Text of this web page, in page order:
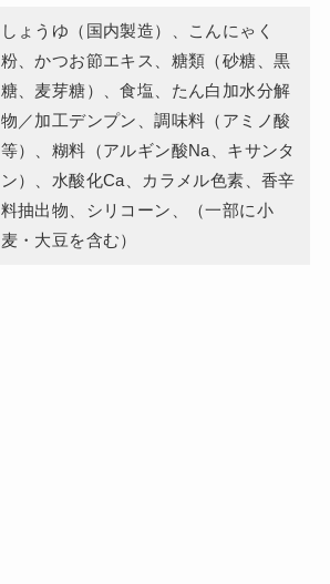
しょうゆ（国内製造）、こんにゃく
粉、かつお節エキス、糖類（砂糖、黒
糖、麦芽糖）、食塩、たん白加水分解
物／加工デンプン、調味料（アミノ酸
等）、糊料（アルギン酸Na、キサンタ
ン）、水酸化Ca、カラメル色素、香辛
料抽出物、シリコーン、（一部に小
麦・大豆を含む）